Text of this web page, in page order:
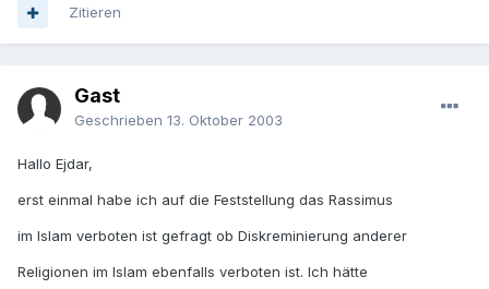
Zitieren
Gast
Geschrieben 13. Oktober 2003
Hallo Ejdar,
erst einmal habe ich auf die Feststellung das Rassimus
im Islam verboten ist gefragt ob Diskreminierung anderer
Religionen im Islam ebenfalls verboten ist. Ich hätte